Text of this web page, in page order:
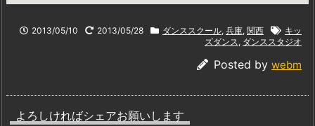
2013/05/10 2013/05/28 ダンススクール, 兵庫, 関西
キッ
ズダンス, ダンススタジオ
Posted by webm
よろしければシェアお願いします